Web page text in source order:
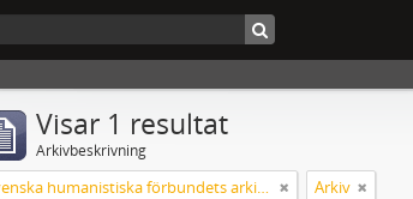
Visar 1 resultat
Arkivbeskrivning
Svenska humanistiska förbundets arkiv: handlingar 2003-2012 Arkiv